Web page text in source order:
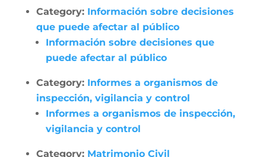
Category: Información sobre decisiones
que puede afectar al público
Información sobre decisiones que
puede afectar al público
Category: Informes a organismos de
inspección, vigilancia y control
Informes a organismos de inspección,
vigilancia y control
Category: Matrimonio Civil